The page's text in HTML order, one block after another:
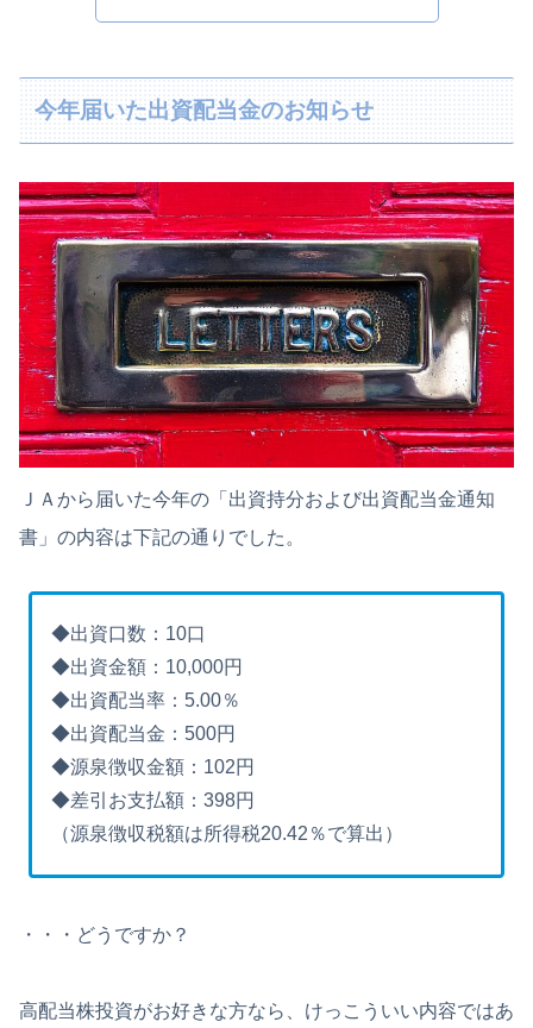
今年届いた出資配当金のお知らせ
ＪＡから届いた今年の「出資持分および出資配当金通知
書」の内容は下記の通りでした。
◆出資口数：10口
◆出資金額：10,000円
◆出資配当率：5.00％
◆出資配当金：500円
◆源泉徴収金額：102円
◆差引お支払額：398円
（源泉徴収税額は所得税20.42％で算出）
・・・どうですか？
高配当株投資がお好きな方なら、けっこういい内容ではあ